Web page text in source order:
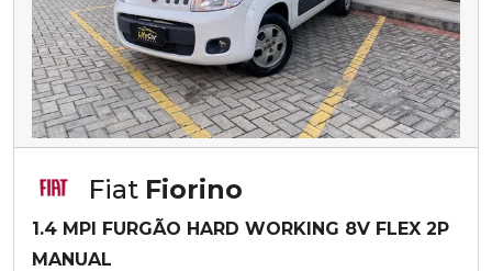
Fiat Fiorino
1.4 MPI FURGÃO HARD WORKING 8V FLEX 2P
MANUAL